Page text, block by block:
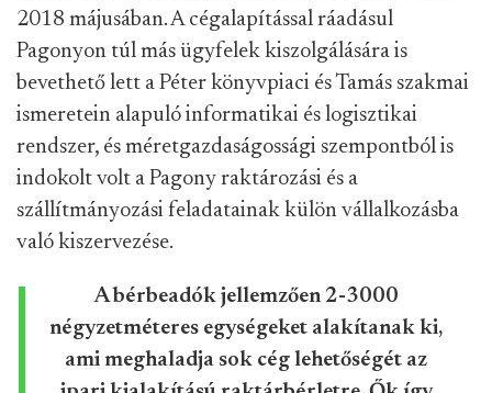
2018 májusában. A cégalapítással ráadásul
Pagonyon túl más ügyfelek kiszolgálására is
bevethető lett a Péter könyvpiaci és Tamás szakmai
ismeretein alapuló informatikai és logisztikai
rendszer, és méretgazdaságossági szempontból is
indokolt volt a Pagony raktározási és a
szállítmányozási feladatainak külön vállalkozásba
való kiszervezése.
A bérbeadók jellemzően 2-3000
négyzetméteres egységeket alakítanak ki,
ami meghaladja sok cég lehetőségét az